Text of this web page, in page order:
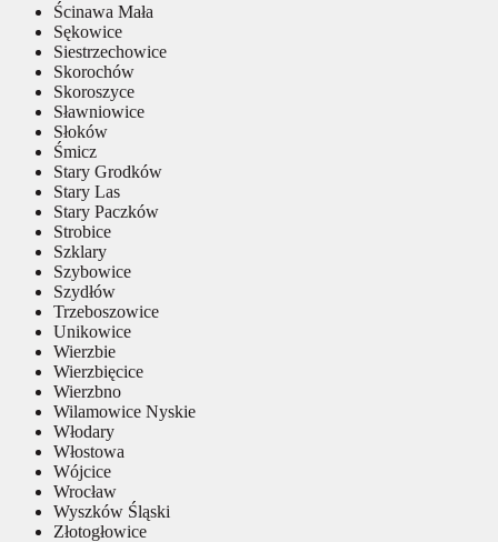
Ścinawa Mała
Sękowice
Siestrzechowice
Skorochów
Skoroszyce
Sławniowice
Słoków
Śmicz
Stary Grodków
Stary Las
Stary Paczków
Strobice
Szklary
Szybowice
Szydłów
Trzeboszowice
Unikowice
Wierzbie
Wierzbięcice
Wierzbno
Wilamowice Nyskie
Włodary
Włostowa
Wójcice
Wrocław
Wyszków Śląski
Złotogłowice